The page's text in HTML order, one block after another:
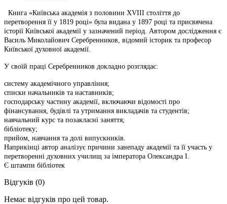
Книга «Київська академія з половини XVIII століття до
перетворення її у 1819 році» була видана у 1897 році та присвячена
історії Київської академії у зазначений період. Автором дослідження є
Василь Миколайович Серебренников, відомий історик та професор
Київської духовної академії.
У своїй праці Серебренников докладно розглядає:
систему академічного управління;
списки начальників та наставників;
господарську частину академії, включаючи відомості про
фінансування, будівлі та утримання викладачів та студентів;
навчальний курс та позакласні заняття;
бібліотеку;
прийом, навчання та долі випускників.
Наприкінці автор аналізує причини занепаду академії та її участь у
перетворенні духовних училищ за імператора Олександра I.
Є штампи бібліотек
Відгуків (0)
Немає відгуків про цей товар.